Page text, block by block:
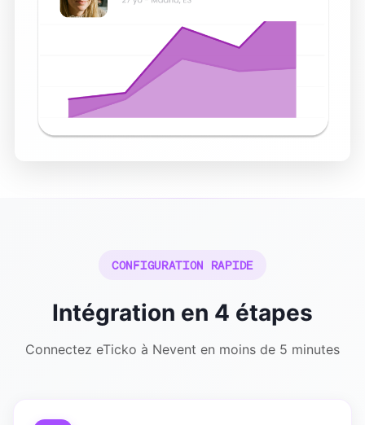
CONFIGURATION RAPIDE
Intégration en 4 étapes
Connectez eTicko à Nevent en moins de 5 minutes